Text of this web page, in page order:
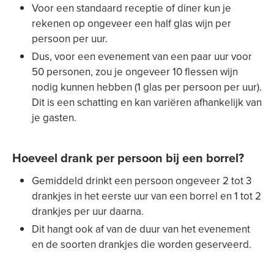
Voor een standaard receptie of diner kun je
rekenen op ongeveer een half glas wijn per
persoon per uur.
Dus, voor een evenement van een paar uur voor
50 personen, zou je ongeveer 10 flessen wijn
nodig kunnen hebben (1 glas per persoon per uur).
Dit is een schatting en kan variëren afhankelijk van
je gasten.
Hoeveel drank per persoon bij een borrel?
Gemiddeld drinkt een persoon ongeveer 2 tot 3
drankjes in het eerste uur van een borrel en 1 tot 2
drankjes per uur daarna.
Dit hangt ook af van de duur van het evenement
en de soorten drankjes die worden geserveerd.